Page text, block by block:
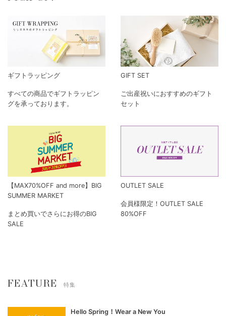
ギフトラッピング
すべての商品でギフトラッピン
グを承っております。
GIFT SET
ご出産祝いにおすすめのギフト
セット
【MAX70%OFF and more】BIG
SUMMER MARKET
まとめ買いでさらにお得のBIG
SALE
OUTLET SALE
会員様限定！OUTLET SALE
80%OFF
FEATURE 特集
Hello Spring！Wear a New You